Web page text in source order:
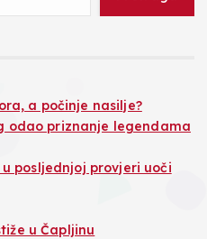
a počinje nasilje?
odao priznanje legendama
posljednjoj provjeri uoči
u Čapljinu